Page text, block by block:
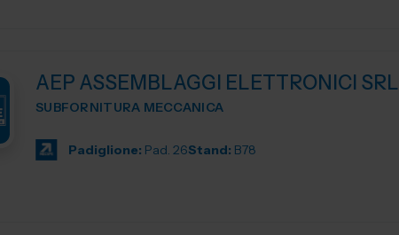
AEP ASSEMBLAGGI ELETTRONICI SRL
SUBFORNITURA MECCANICA
Padiglione: Pad. 26Stand: B78